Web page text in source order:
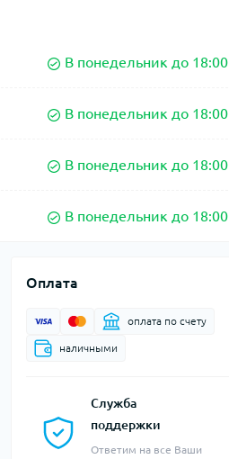
В понедельник до 18:00
В понедельник до 18:00
В понедельник до 18:00
В понедельник до 18:00
Оплата
оплата по счету
наличными
Служба
поддержки
Ответим на все Ваши